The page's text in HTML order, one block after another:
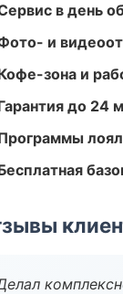
в день
и
зона и
до 24